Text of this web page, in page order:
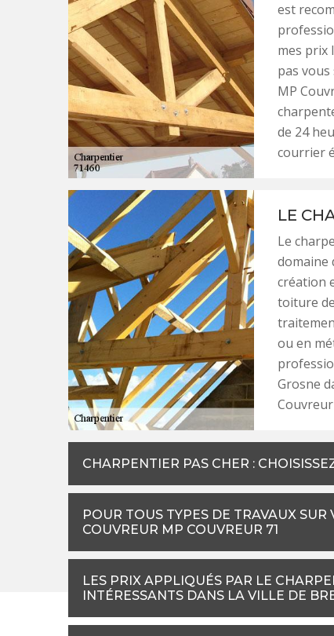
est
mes prix
pas
MP
de 24
courrier
LE
Le
domaine
création
toiture
ou en
Grosne
CHARPENTIER PAS CHER :
POUR TOUS TYPES DE TRAVAUX
COUVREUR MP COUVREUR 71
LES PRIX APPLIQUÉS PAR LE
INTÉRESSANTS DANS LA VILLE DE